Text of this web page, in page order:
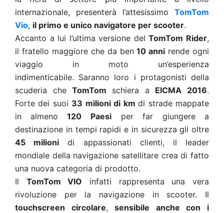
internazionale, presenterà l’attesissimo TomTom
Vio, il primo e unico navigatore per scooter.
Accanto a lui l’ultima versione delTomTom Rider,
il fratello maggiore che da ben 10 anni rende ogni
viaggio in moto un’esperienza
indimenticabile. Saranno loro i protagonisti della
scuderia cheTomTom schiera a EICMA 2016.
Forte dei suoi 33 milioni di kmdi strade mappate
in almeno 120 Paesi per far giungere a
destinazione in tempi rapidi e in sicurezza gli oltre
45 milioni di appassionati clienti, il leader
mondiale della navigazione satellitare crea di fatto
una nuova categoria di prodotto.
Il TomTom VIO infatti rappresenta una vera
rivoluzione per la navigazione in scooter. Il
touchscreen circolare,sensibile anche con i